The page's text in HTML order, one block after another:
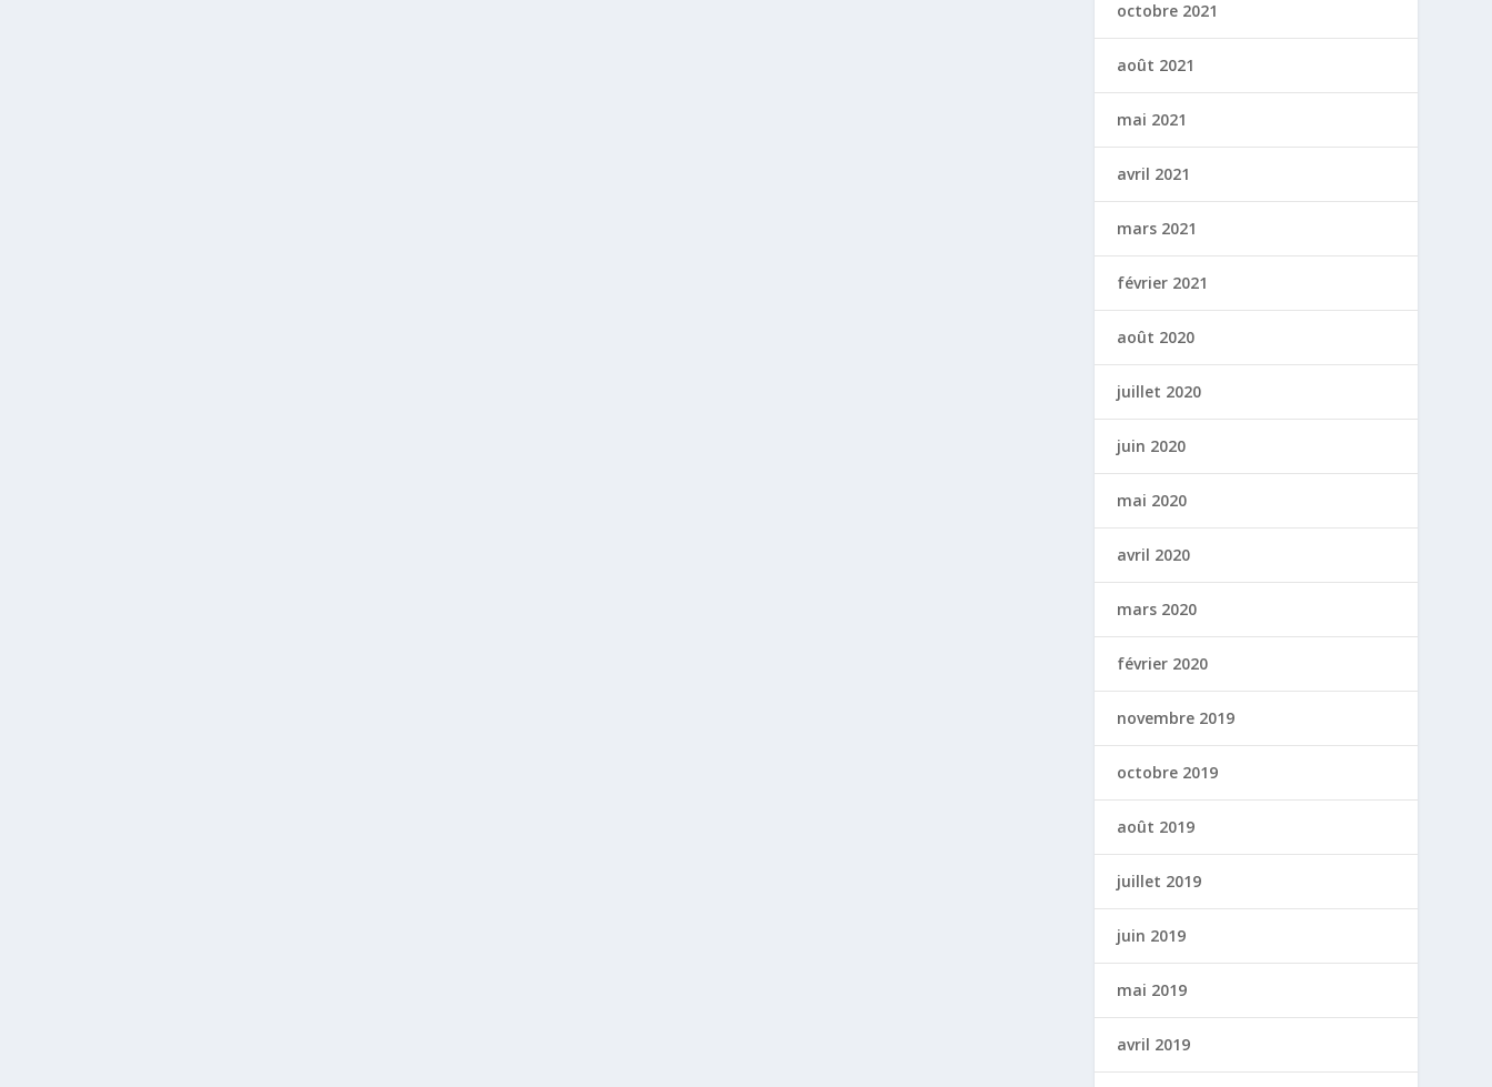
octobre 2021
août 2021
mai 2021
avril 2021
mars 2021
février 2021
août 2020
juillet 2020
juin 2020
mai 2020
avril 2020
mars 2020
février 2020
novembre 2019
octobre 2019
août 2019
juillet 2019
juin 2019
mai 2019
avril 2019